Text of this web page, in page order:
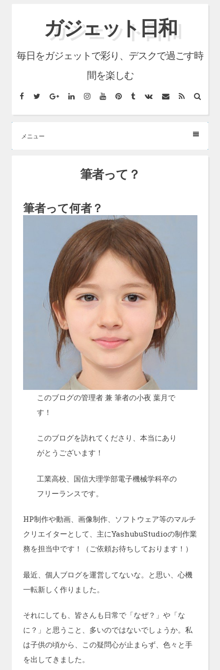
ン
キ
ガジェット日和
毎日をガジェットで彩り、デスクで過ごす時
間を楽しむ
Facebook
TwitterGoogle+LinkedInInstagram
YouTubePinterest
TumblrVK
メ
RSS
メニュー
筆者って？
筆者って何者？
このブログの管理者 兼 筆者の小夜 葉月で
す！
このブログを訪れてくださり、本当にあり
がとうございます！
工業高校、国信大理学部電子機械学科卒の
フリーランスです。
HP制作や動画、画像制作、ソフトウェア等のマルチ
クリエイターとして、主にYashubuStudioの制作業
務を担当中です！（ご依頼お待ちしております！）
最近、個人ブログを運営してないな。と思い、心機
一転新しく作りました。
それにしても、皆さんも日常で「なぜ？」や「な
に？」と思うこと、多いのではないでしょうか。私
は子供の頃から、この疑問心が止まらず、色々と手
を出してきました。